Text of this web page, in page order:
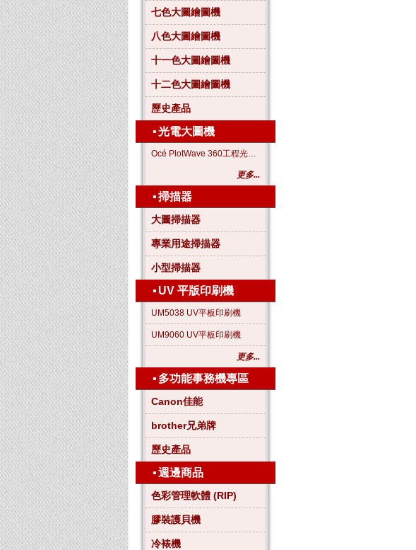
七色大圖繪圖機
八色大圖繪圖機
十一色大圖繪圖機
十二色大圖繪圖機
歷史產品
▪光電大圖機
Océ PlotWave 360工程光電大圖機
更多...
▪掃描器
大圖掃描器
專業用途掃描器
小型掃描器
▪ UV 平版印刷機
UM5038 UV平板印刷機
UM9060 UV平板印刷機
更多...
▪ 多功能事務機專區
Canon佳能
brother兄弟牌
歷史產品
▪週邊商品
色彩管理軟體 (RIP)
膠裝護貝機
冷裱機